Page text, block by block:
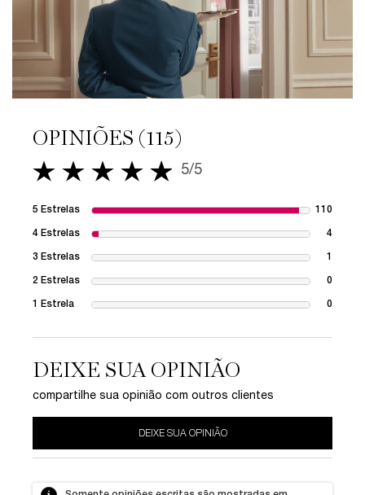
PDP Avaliações
OPINIÕES (115)
5 out of 5 stars. 5/5
5 Estrelas 110
4 Estrelas 4
3 Estrelas 1
2 Estrelas 0
1 Estrela 0
DEIXE SUA OPINIÃO
compartilhe sua opinião com outros clientes
DEIXE SUA OPINIÃO